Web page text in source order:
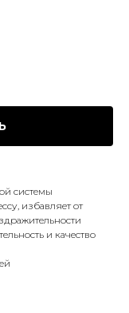
системы
избавляет от
и качество